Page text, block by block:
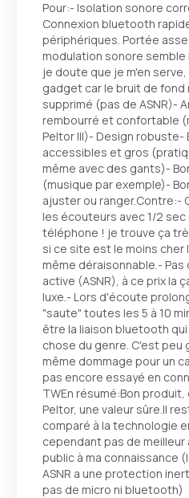
Pour:- Isolation sonore
Connexion bluetooth
périphériques. Portée
modulation sonore
je doute que je m'en
gadget car le bruit de
supprimé (pas de ASNR)-
rembourré et confortable
Peltor III)- Design robuste-
accessibles et gros
même avec des gants)-
(musique par exemple)-
ajuster ou ranger.Contre:-
les écouteurs avec 1/2 sec
téléphone ! je trouve ça
si ce site est le moins cher
même déraisonnable.-
active (ASNR), à ce prix la
luxe.- Lors d'écoute
"saute" toutes les 5 à 10
être la liaison bluetooth
chose du genre. C'est peu
même dommage pour un
pas encore essayé en
TWEn résumé:Bon
Peltor, une valeur sûre.Il
comparé à la technologie
cependant pas de meilleur
public à ma connaissance
ASNR a une protection
pas de micro ni bluetooth)